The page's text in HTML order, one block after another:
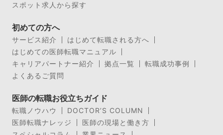
スポット求人から探す
初めての方へ
サービス紹介
はじめて転職される方へ
はじめての医師転職マニュアル
キャリアパートナー紹介
拠点一覧
転職成功事例
よくあるご質問
医師の転職お役立ちガイド
転職ノウハウ
DOCTOR’S COLUMN
医師転職ナレッジ
医師の現場と働き方